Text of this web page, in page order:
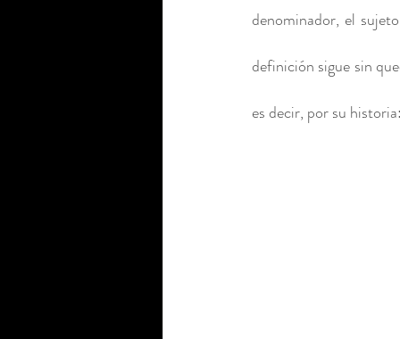
denominador, el
definición sigue sin
es decir, por su